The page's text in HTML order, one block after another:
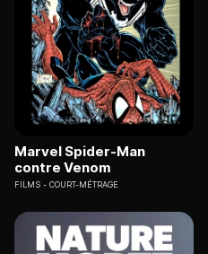
Marvel Spider-Man
contre Venom
FILMS COURT-MÉTRAGE